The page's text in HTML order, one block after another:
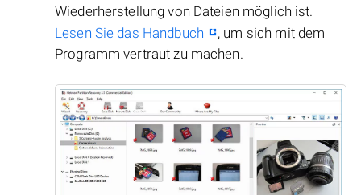
Wiederherstellung von Dateien möglich ist.
Lesen Sie das Handbuch
, um sich mit dem
Programm vertraut zu machen.